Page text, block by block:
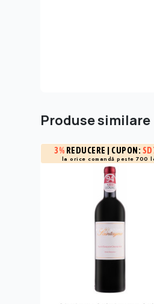
Produse similare
3% REDUCERE | CUPON:
la orice comandă peste 700